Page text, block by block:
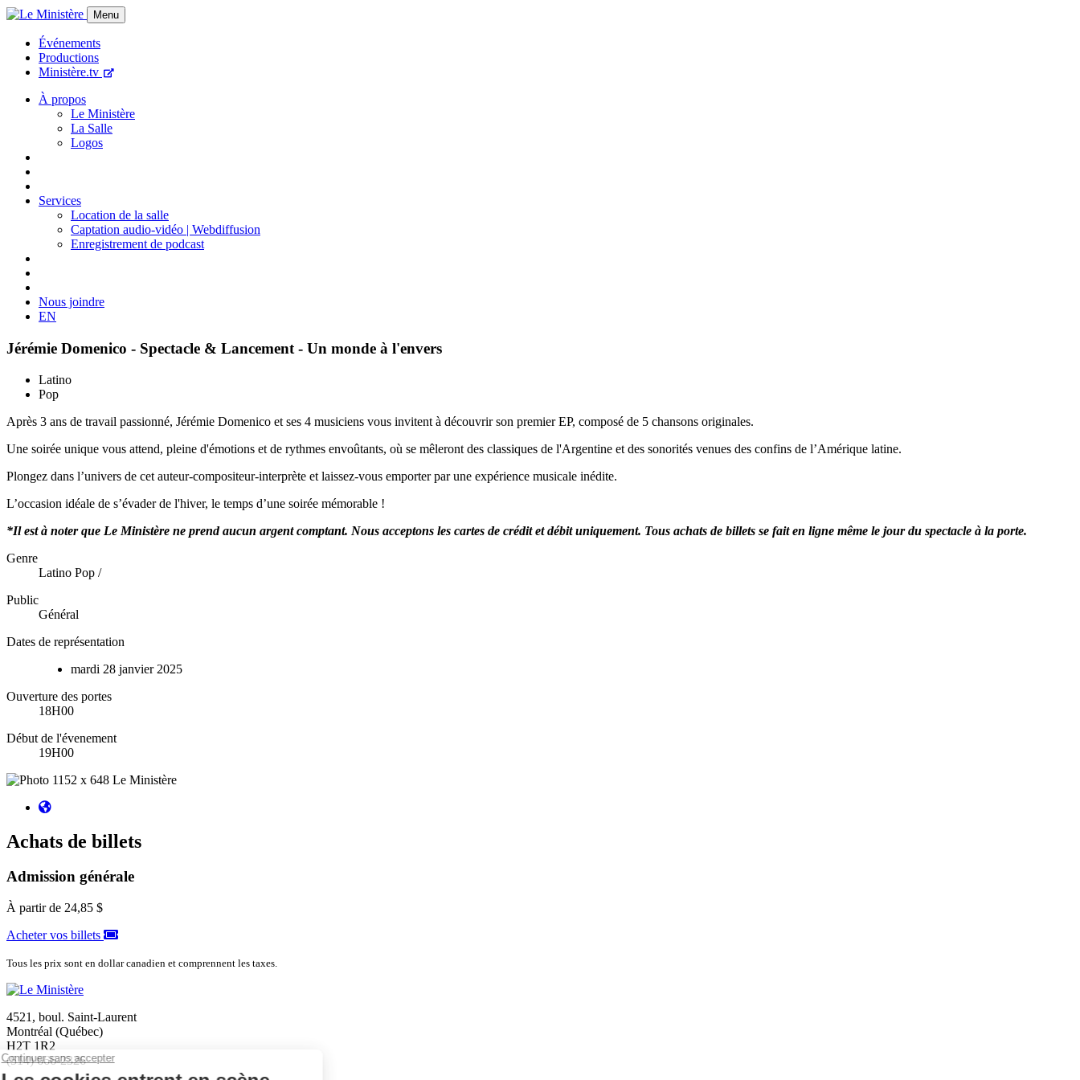
Menu
Événements
Productions
Ministère.tv
À propos
Le Ministère
La Salle
Logos
Services
Location de la salle
Captation audio-vidéo | Webdiffusion
Enregistrement de podcast
Nous joindre
EN
Jérémie Domenico - Spectacle & Lancement - Un monde à l'envers
Latino
Pop
Après 3 ans de travail passionné, Jérémie Domenico et ses 4 musiciens vous invitent à découvrir son premier EP, composé de 5 chansons originales.
Une soirée unique vous attend, pleine d'émotions et de rythmes envoûtants, où se mêleront des classiques de l'Argentine et des sonorités venues des confins de l’Amérique latine.
Plongez dans l’univers de cet auteur-compositeur-interprète et laissez-vous emporter par une expérience musicale inédite.
L’occasion idéale de s’évader de l'hiver, le temps d’une soirée mémorable !
*Il est à noter que Le Ministère ne prend aucun argent comptant. Nous acceptons les cartes de crédit et débit uniquement. Tous achats de billets se fait en ligne même le jour du spectacle à la porte.
Genre
Latino Pop /
Public
Général
Dates de représentation
mardi 28 janvier 2025
Ouverture des portes
18H00
Début de l'évenement
19H00
Achats de billets
Admission générale
À partir de 24,85 $
Acheter vos billets
Tous les prix sont en dollar canadien et comprennent les taxes.
4521, boul. Saint-Laurent
Montréal (Québec)
H2T 1R2
(514) 666-2326